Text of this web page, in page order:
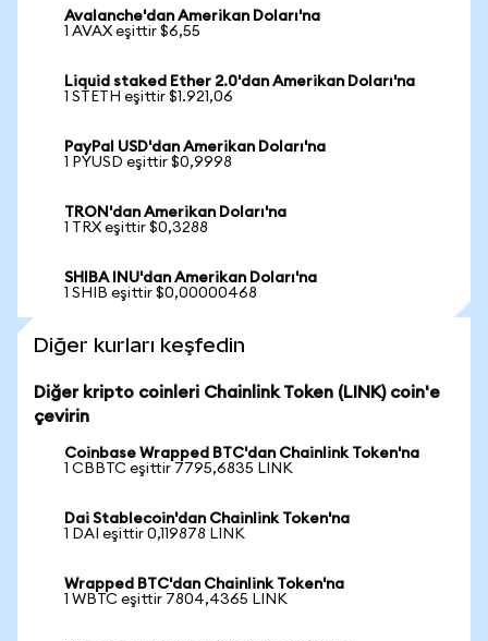
Avalanche'dan Amerikan Doları'na
1 AVAX eşittir $6,55
Liquid staked Ether 2.0'dan Amerikan Doları'na
1 STETH eşittir $1.921,06
PayPal USD'dan Amerikan Doları'na
1 PYUSD eşittir $0,9998
TRON'dan Amerikan Doları'na
1 TRX eşittir $0,3288
SHIBA INU'dan Amerikan Doları'na
1 SHIB eşittir $0,00000468
Diğer kurları keşfedin
Diğer kripto coinleri Chainlink Token (LINK) coin'e
çevirin
Coinbase Wrapped BTC'dan Chainlink Token'na
1 CBBTC eşittir 7795,6835 LINK
Dai Stablecoin'dan Chainlink Token'na
1 DAI eşittir 0,119878 LINK
Wrapped BTC'dan Chainlink Token'na
1 WBTC eşittir 7804,4365 LINK